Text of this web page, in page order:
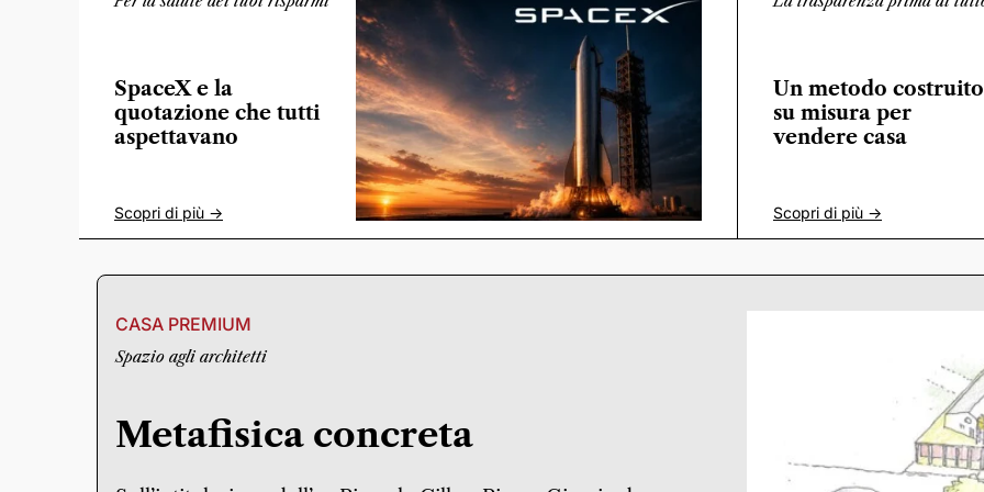
SpaceX e la
quotazione che tutti
aspettavano
Scopri di più ->
Un metodo costruito
su misura per
vendere casa
Scopri di più ->
CASA PREMIUM
Spazio agli architetti
Metafisica concreta